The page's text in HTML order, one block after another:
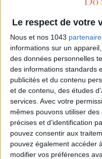
Le respect de votre
Nous et nos 1043
informations sur un
des données personnelles
des informations standards
publicités et du contenu
et de contenu, des études
services. Avec votre
mêmes pouvons utiliser
précises et d’identification
pouvez consentir aux
pouvez également accéder
modifier vos préférences
THE CAESAR SALAD «